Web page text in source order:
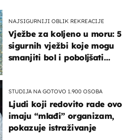
NAJSIGURNIJI OBLIK REKREACIJE
Vježbe za koljeno u moru: 5
sigurnih vježbi koje mogu
smanjiti bol i poboljšati
STUDIJA NA GOTOVO 1.900 OSOBA
Ljudi koji redovito rade ovo
imaju “mlađi” organizam,
pokazuje istraživanje